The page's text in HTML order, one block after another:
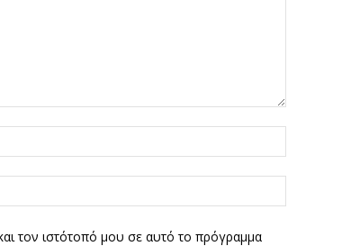
τον ιστότοπό μου σε αυτό το πρόγραμμα